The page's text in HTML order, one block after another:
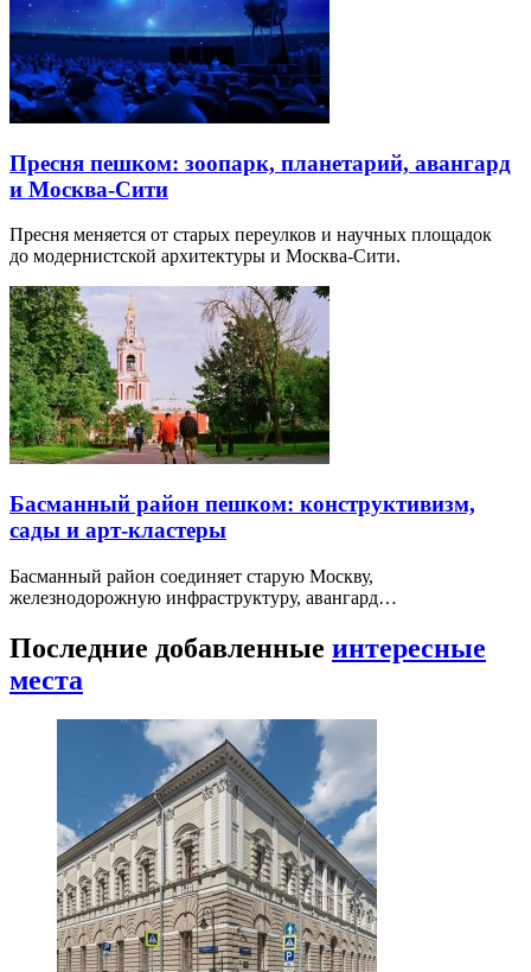
Пресня пешком: зоопарк, планетарий, авангард
и Москва-Сити
Пресня меняется от старых переулков и научных площадок
до модернистской архитектуры и Москва-Сити.
Басманный район пешком: конструктивизм,
сады и арт-кластеры
Басманный район соединяет старую Москву,
железнодорожную инфраструктуру, авангард…
Последние добавленные интересные
места